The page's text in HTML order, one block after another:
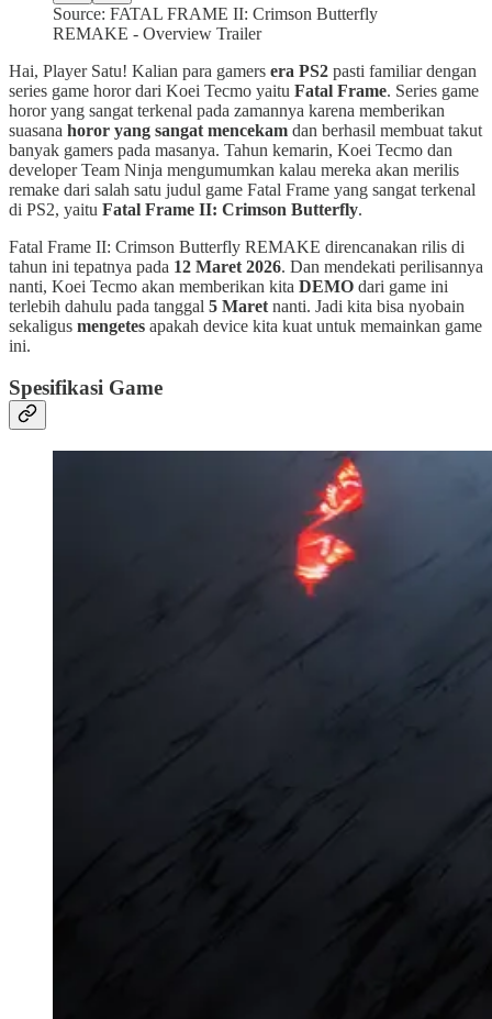
Source: FATAL FRAME II: Crimson Butterfly
REMAKE - Overview Trailer
Hai, Player Satu! Kalian para gamers era PS2 pasti familiar dengan
series game horor dari Koei Tecmo yaitu Fatal Frame. Series game
horor yang sangat terkenal pada zamannya karena memberikan
suasana horor yang sangat mencekam dan berhasil membuat takut
banyak gamers pada masanya. Tahun kemarin, Koei Tecmo dan
developer Team Ninja mengumumkan kalau mereka akan merilis
remake dari salah satu judul game Fatal Frame yang sangat terkenal
di PS2, yaitu Fatal Frame II: Crimson Butterfly.
Fatal Frame II: Crimson Butterfly REMAKE direncanakan rilis di
tahun ini tepatnya pada 12 Maret 2026. Dan mendekati perilisannya
nanti, Koei Tecmo akan memberikan kita DEMO dari game ini
terlebih dahulu pada tanggal 5 Maret nanti. Jadi kita bisa nyobain
sekaligus mengetes apakah device kita kuat untuk memainkan game
ini.
Spesifikasi Game